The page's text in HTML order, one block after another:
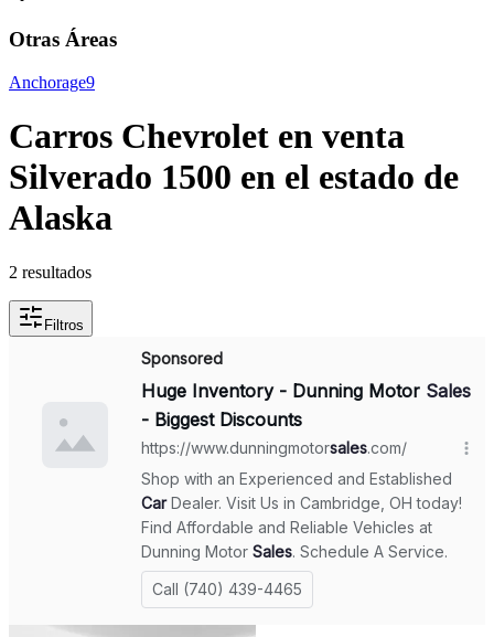
Otras Áreas
Anchorage9
Carros Chevrolet en venta
Silverado 1500 en el estado de
Alaska
2 resultados
Filtros